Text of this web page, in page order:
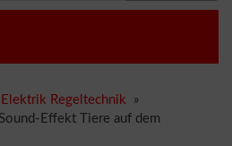
Regeltechnik »
Effekt Tiere auf dem